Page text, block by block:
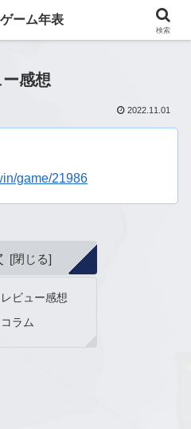
ーム年表
感想
2022.11.01
game/21986
レビュー感想
コラム
ーム年表
検索